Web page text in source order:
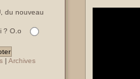
du nouveau
? O.o
| Archives